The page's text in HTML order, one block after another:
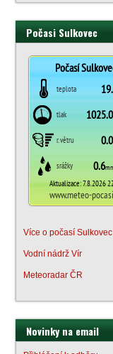
Počasi Sulkovec
Více o počasí Sulkovec
Vodní nádrž Vír
Meteoradar ČR
Novinky na email